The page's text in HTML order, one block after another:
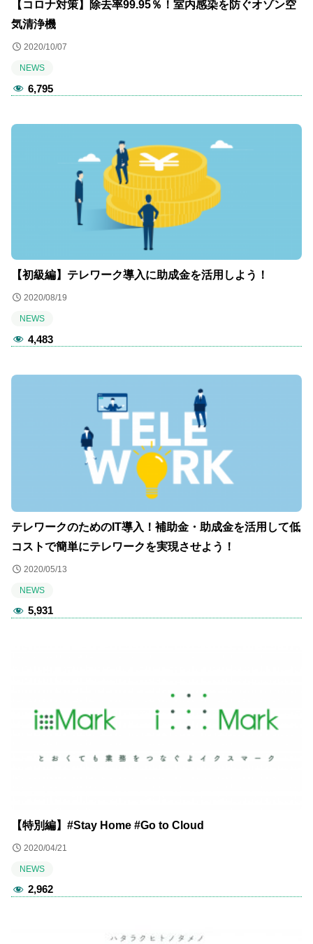
【コロナ対策】除去率99.95％！室内感染を防ぐオゾン空
気清浄機
2020/10/07
NEWS
6,795
【初級編】テレワーク導入に助成金を活用しよう！
2020/08/19
NEWS
4,483
テレワークのためのIT導入！補助金・助成金を活用して低
コストで簡単にテレワークを実現させよう！
2020/05/13
NEWS
5,931
【特別編】#Stay Home #Go to Cloud
2020/04/21
NEWS
2,962